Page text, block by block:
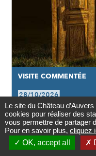
VISITE COMMENTÉE
28/10/2026
BALADE
SPÉCIAL
Le site du Château
cookies pour réaliser des
vous permettre de partager
Pour en savoir plus, cliquez
OK, accept all